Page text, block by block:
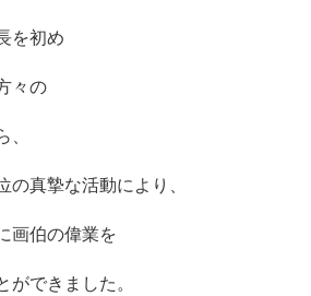
を初め
々の
、
の真摯な活動により、
画伯の偉業を
ができました。